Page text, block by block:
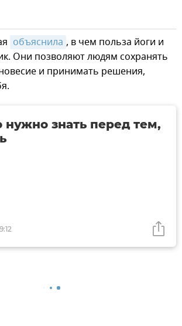
объяснила , в чем польза йоги и
Они позволяют людям сохранять
и принимать решения,
нужно знать перед тем,